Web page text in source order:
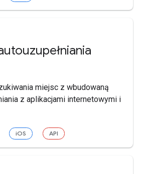
miejsc z wbudowaną
z aplikacjami internetowymi i
iOS API